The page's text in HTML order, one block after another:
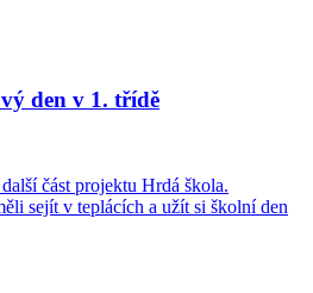
den v 1. třídě
část projektu Hrdá škola.
sejít v teplácích a užít si školní den